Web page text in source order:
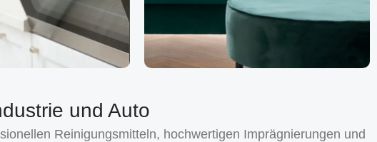
und Auto
Reinigungsmitteln, hochwertigen Imprägnierungen und